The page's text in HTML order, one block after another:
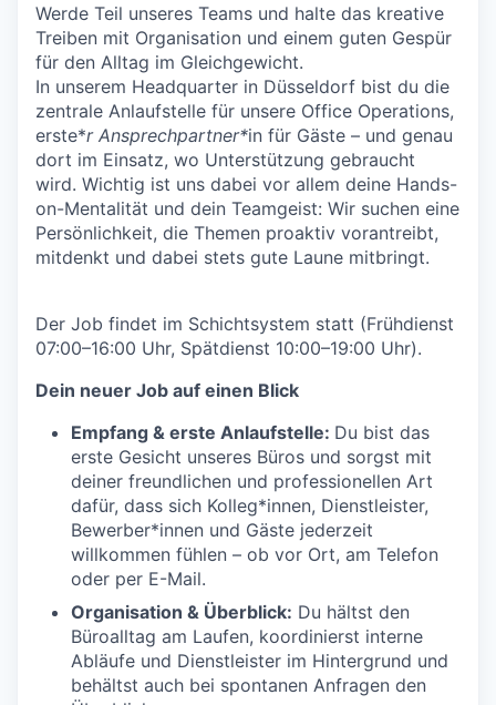
Werde Teil unseres Teams und halte das kreative
Treiben mit Organisation und einem guten Gespür
für den Alltag im Gleichgewicht.
In unserem Headquarter in Düsseldorf bist du die
zentrale Anlaufstelle für unsere Office Operations,
erste*r Ansprechpartner*in für Gäste – und genau
dort im Einsatz, wo Unterstützung gebraucht
wird. Wichtig ist uns dabei vor allem deine Hands-
on-Mentalität und dein Teamgeist: Wir suchen eine
Persönlichkeit, die Themen proaktiv vorantreibt,
mitdenkt und dabei stets gute Laune mitbringt.
Der Job findet im Schichtsystem statt (Frühdienst
07:00–16:00 Uhr, Spätdienst 10:00–19:00 Uhr).
Dein neuer Job auf einen Blick
Empfang & erste Anlaufstelle: Du bist das
erste Gesicht unseres Büros und sorgst mit
deiner freundlichen und professionellen Art
dafür, dass sich Kolleg*innen, Dienstleister,
Bewerber*innen und Gäste jederzeit
willkommen fühlen – ob vor Ort, am Telefon
oder per E-Mail.
Organisation & Überblick: Du hältst den
Büroalltag am Laufen, koordinierst interne
Abläufe und Dienstleister im Hintergrund und
behältst auch bei spontanen Anfragen den